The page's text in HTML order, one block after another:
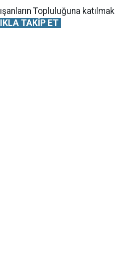
Topluluğuna katılmak
TAKİP ET